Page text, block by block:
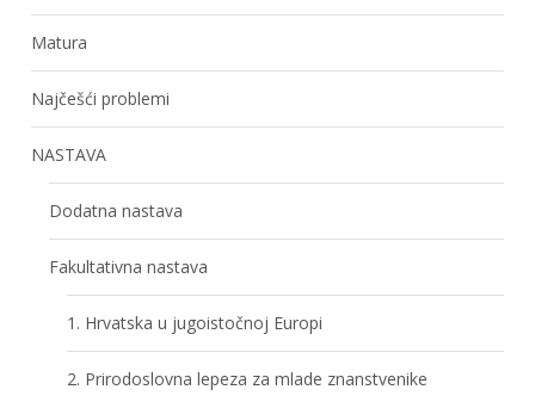
Matura
Najčešći problemi
NASTAVA
Dodatna nastava
Fakultativna nastava
1. Hrvatska u jugoistočnoj Europi
2. Prirodoslovna lepeza za mlade znanstvenike